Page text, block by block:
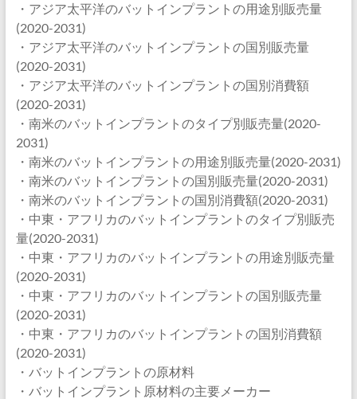
・アジア太平洋のバットインプラントの用途別販売量
(2020-2031)
・アジア太平洋のバットインプラントの国別販売量
(2020-2031)
・アジア太平洋のバットインプラントの国別消費額
(2020-2031)
・南米のバットインプラントのタイプ別販売量(2020-
2031)
・南米のバットインプラントの用途別販売量(2020-2031)
・南米のバットインプラントの国別販売量(2020-2031)
・南米のバットインプラントの国別消費額(2020-2031)
・中東・アフリカのバットインプラントのタイプ別販売
量(2020-2031)
・中東・アフリカのバットインプラントの用途別販売量
(2020-2031)
・中東・アフリカのバットインプラントの国別販売量
(2020-2031)
・中東・アフリカのバットインプラントの国別消費額
(2020-2031)
・バットインプラントの原材料
・バットインプラント原材料の主要メーカー